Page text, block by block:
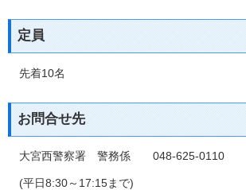
定員
先着10名
お問合せ先
大宮西警察署 警務係 048‐625‐0110
(平日8:30～17:15まで)